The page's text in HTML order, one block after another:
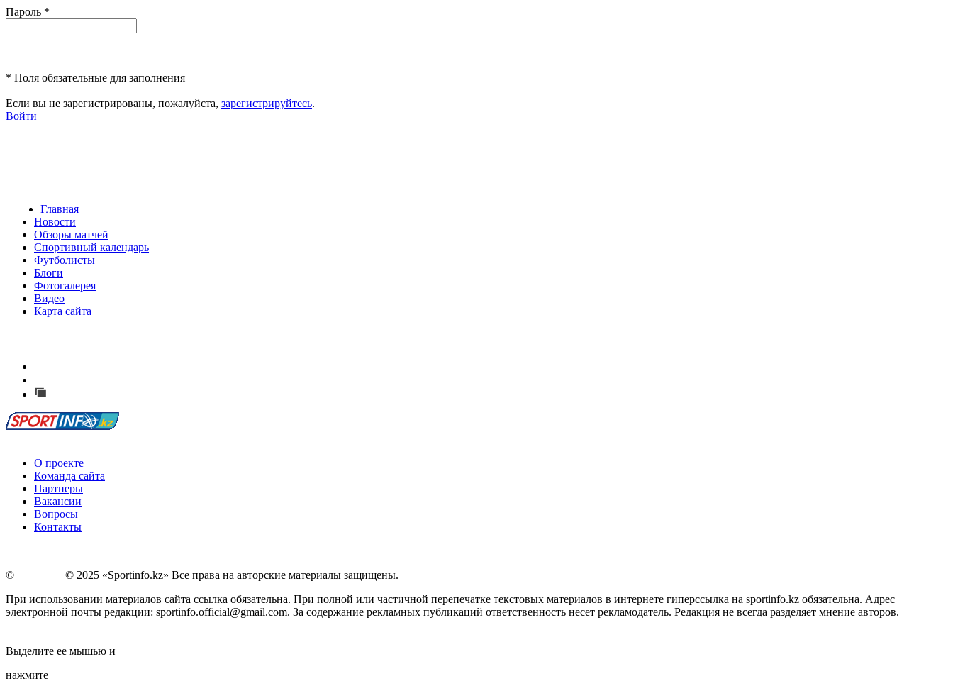
Пароль *
* Поля обязательные для заполнения
Если вы не зарегистрированы, пожалуйста, зарегистрируйтесь.
Войти
Главная
Новости
Обзоры матчей
Спортивный календарь
Футболисты
Блоги
Фотогалерея
Видео
Карта сайта
О проекте
Команда сайта
Партнеры
Вакансии
Вопросы
Контакты
©
© 2025 «Sportinfo.kz» Все права на авторские материалы защищены.
При использовании материалов сайта ссылка обязательна. При полной или частичной перепечатке текстовых материалов в интернете гиперссылка на sportinfo.kz обязательна. Адрес
электронной почты редакции: sportinfo.official@gmail.com. За содержание рекламных публикаций ответственность несет рекламодатель. Редакция не всегда разделяет мнение авторов.
Выделите ее мышью и
нажмите